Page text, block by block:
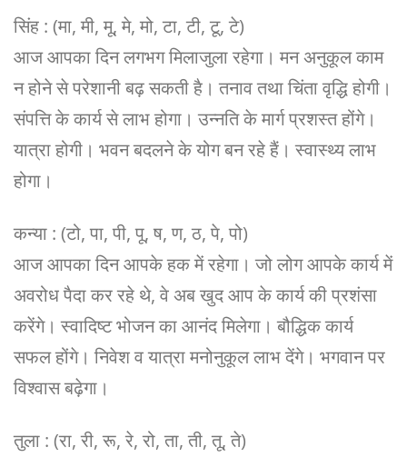
सिंह : (मा, मी, मू, मे, मो, टा, टी, टू, टे)
आज आपका दिन लगभग मिलाजुला रहेगा। मन अनुकूल काम
न होने से परेशानी बढ़ सकती है। तनाव तथा चिंता वृद्धि होगी।
संपत्ति के कार्य से लाभ होगा। उन्नति के मार्ग प्रशस्त होंगे।
यात्रा होगी। भवन बदलने के योग बन रहे हैं। स्वास्थ्य लाभ
होगा।
कन्या : (टो, पा, पी, पू, ष, ण, ठ, पे, पो)
आज आपका दिन आपके हक में रहेगा। जो लोग आपके कार्य में
अवरोध पैदा कर रहे थे, वे अब खुद आप के कार्य की प्रशंसा
करेंगे। स्वादिष्ट भोजन का आनं‍द मिलेगा। बौद्धिक कार्य
सफल होंगे। निवेश व यात्रा मनोनुकूल लाभ देंगे। भगवान पर
विश्वास बढ़ेगा।
तुला : (रा, री, रू, रे, रो, ता, ती, तू, ते)